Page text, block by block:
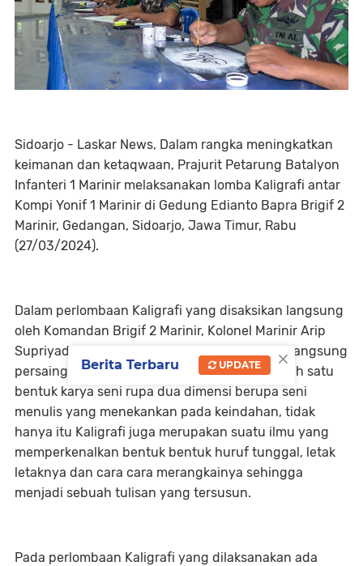
Sidoarjo - Laskar News, Dalam rangka meningkatkan
keimanan dan ketaqwaan, Prajurit Petarung Batalyon
Infanteri 1 Marinir melaksanakan lomba Kaligrafi antar
Kompi Yonif 1 Marinir di Gedung Edianto Bapra Brigif 2
Marinir, Gedangan, Sidoarjo, Jawa Timur, Rabu
(27/03/2024).
Dalam perlombaan Kaligrafi yang disaksikan langsung
oleh Komandan Brigif 2 Marinir, Kolonel Marinir Arip
Supriyadi, S.H., M.M., M.Tr.Hanla., tersebut berlangsung
persaingan antar prajurit. Kaligrafi adalah salah satu
bentuk karya seni rupa dua dimensi berupa seni
menulis yang menekankan pada keindahan, tidak
hanya itu Kaligrafi juga merupakan suatu ilmu yang
memperkenalkan bentuk bentuk huruf tunggal, letak
letaknya dan cara cara merangkainya sehingga
menjadi sebuah tulisan yang tersusun.
Pada perlombaan Kaligrafi yang dilaksanakan ada
×
Berita Terbaru UPDATE